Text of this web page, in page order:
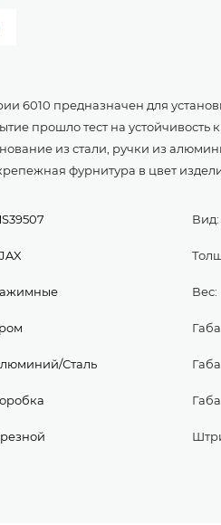
6010 предназначен для
прошло тест на устойчивость
из стали, ручки из
фурнитура в цвет
Сталь
Вид:
Вес: